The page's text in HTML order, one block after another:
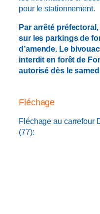
pour le stationnement.
Par arrêté
sur les parkings de
d’amende. Le
interdit en forêt de
autorisé dès le
Fléchage
Fléchage au carrefour
(77):